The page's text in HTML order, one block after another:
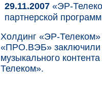
29.11.2007 «ЭР-
партнерской
Холдинг «ЭР-
«ПРО.ВЭБ» заключили
музыкального
Телеком».